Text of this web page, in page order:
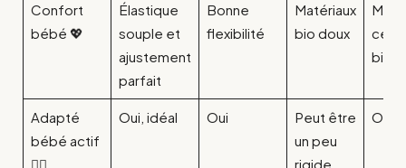
Confort
bébé 💖
Élastique
souple et
ajustement
parfait
Bonne
flexibilité
Matériaux
bio doux
bio
Adapté
bébé actif
🏃‍♂️
Oui, idéal Oui
Peut être
un peu
rigide
Oui